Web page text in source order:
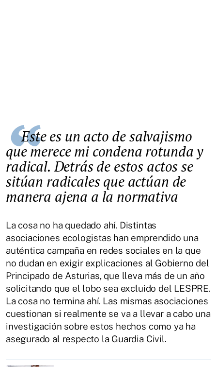
Este es un acto de salvajismo
que merece mi condena rotunda y
radical. Detrás de estos actos se
sitúan radicales que actúan de
manera ajena a la normativa
La cosa no ha quedado ahí. Distintas
asociaciones ecologistas han emprendido una
auténtica campaña en redes sociales en la que
no dudan en exigir explicaciones al Gobierno del
Principado de Asturias, que lleva más de un año
solicitando que el lobo sea excluido del LESPRE.
La cosa no termina ahí. Las mismas asociaciones
cuestionan si realmente se va a llevar a cabo una
investigación sobre estos hechos como ya ha
asegurado al respecto la Guardia Civil.